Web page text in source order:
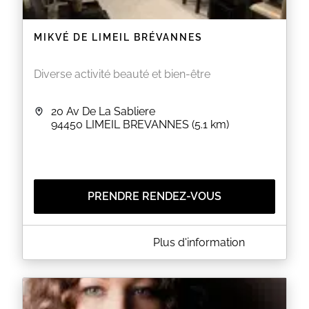
MIKVÉ DE LIMEIL BRÉVANNES
Diverse activité beauté et bien-être
20 Av De La Sabliere
94450 LIMEIL BREVANNES (5.1 km)
PRENDRE RENDEZ-VOUS
A PROPOS DE MIKVÉ DE LIMEIL BRÉVANNES
Mikvé de Limeil Brévannes Merci de de prévoir vos
pour le jour même ne sont valables que sur
confirmation de disponibilité par s.m.s auprès de la
balanite au 06.50.39.15.75 Ouverture à la réservation
Plus d'information